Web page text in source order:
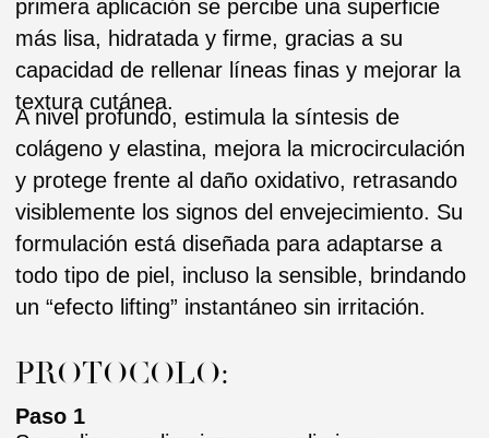
Fórmula de doble acción que acelera el
oxígeno y la luminosidad al instante. Neutraliza
PROTOCOLO:
Se realiza una limpieza para eliminar
impurezas, maquillaje y residuos según el tipo
de piel. Posteriormente, se tonifica y prepara la
piel para facilitar la apertura de poros y disolver
el sebo. Finalmente, mediante ultrasonidos se
lleva a cabo una exfoliación superficial que
elimina células muertas y estimula la
regeneración cutánea.
Paso 2
Se aplica una crema que elimina las impurezas
de la superficie, dejando la piel limpia y fresca,
sin irritarla ni deshidratarla.